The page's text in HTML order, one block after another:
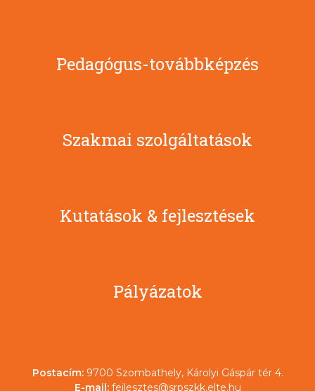
Pedagógus-továbbképzés
Szakmai szolgáltatások
Kutatások & fejlesztések
Pályázatok
Postacím: 9700 Szombathely, Károlyi Gáspár tér 4.
E-mail: fejlesztes@srpszkk.elte.hu